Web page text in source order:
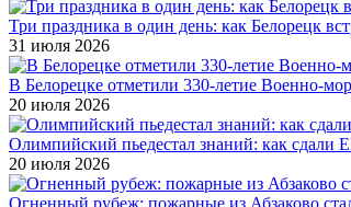
Три праздника в один день: как Белорецк
31 июля 2026
В Белорецке отметили 330-летие Военно-
20 июля 2026
Олимпийский пьедестал знаний: как сдали
20 июля 2026